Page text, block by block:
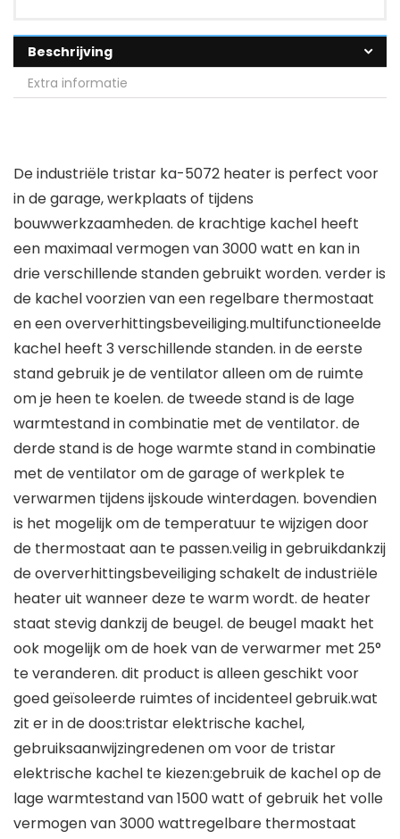
Beschrijving
Extra informatie
De industriële tristar ka-5072 heater is perfect voor
in de garage, werkplaats of tijdens
bouwwerkzaamheden. de krachtige kachel heeft
een maximaal vermogen van 3000 watt en kan in
drie verschillende standen gebruikt worden. verder is
de kachel voorzien van een regelbare thermostaat
en een oververhittingsbeveiliging.multifunctioneelde
kachel heeft 3 verschillende standen. in de eerste
stand gebruik je de ventilator alleen om de ruimte
om je heen te koelen. de tweede stand is de lage
warmtestand in combinatie met de ventilator. de
derde stand is de hoge warmte stand in combinatie
met de ventilator om de garage of werkplek te
verwarmen tijdens ijskoude winterdagen. bovendien
is het mogelijk om de temperatuur te wijzigen door
de thermostaat aan te passen.veilig in gebruikdankzij
de oververhittingsbeveiliging schakelt de industriële
heater uit wanneer deze te warm wordt. de heater
staat stevig dankzij de beugel. de beugel maakt het
ook mogelijk om de hoek van de verwarmer met 25°
te veranderen. dit product is alleen geschikt voor
goed geïsoleerde ruimtes of incidenteel gebruik.wat
zit er in de doos:tristar elektrische kachel,
gebruiksaanwijzingredenen om voor de tristar
elektrische kachel te kiezen:gebruik de kachel op de
lage warmtestand van 1500 watt of gebruik het volle
vermogen van 3000 wattregelbare thermostaat